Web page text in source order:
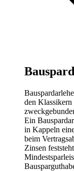
den
Ein
in Kappeln
beim
Zinsen